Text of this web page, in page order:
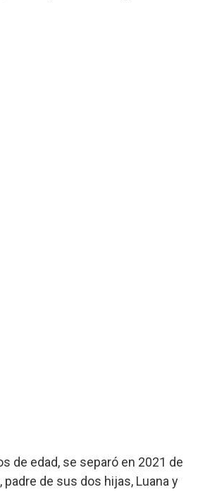
de edad, se separó en 2021 de
, padre de sus dos hijas, Luana y